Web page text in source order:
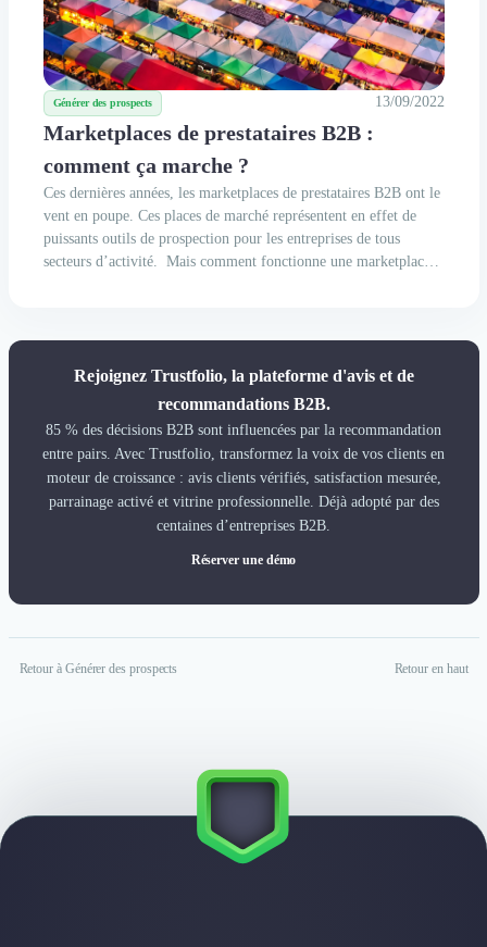
Générer des prospects 13/09/2022
Marketplaces de prestataires B2B :
comment ça marche ?
Ces dernières années, les marketplaces de prestataires B2B ont le
vent en poupe. Ces places de marché représentent en effet de
puissants outils de prospection pour les entreprises de tous
secteurs d’activité. Mais comment fonctionne une marketplace
Rejoignez Trustfolio, la plateforme d'avis et de
recommandations B2B.
85 % des décisions B2B sont influencées par la recommandation
entre pairs. Avec Trustfolio, transformez la voix de vos clients en
moteur de croissance : avis clients vérifiés, satisfaction mesurée,
parrainage activé et vitrine professionnelle. Déjà adopté par des
centaines d’entreprises B2B.
Réserver une démo
Retour à Générer des prospects Retour en haut